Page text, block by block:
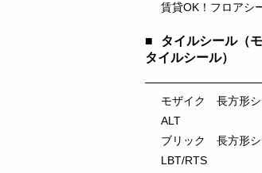
賃貸OK！フロアシ
■
タイルシール（
タイルシール）
モザイク 長方形シ
ALT
ブリック 長方形シ
LBT/RTS